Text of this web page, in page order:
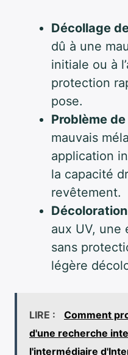
Décollage
dû à une
initiale ou à
protection
pose.
Problème
mauvais
application
la capacité
revêtement.
Décoloration
aux UV, une
sans
légère
LIRE :
Comment
d'une recherche
l'intermédiaire